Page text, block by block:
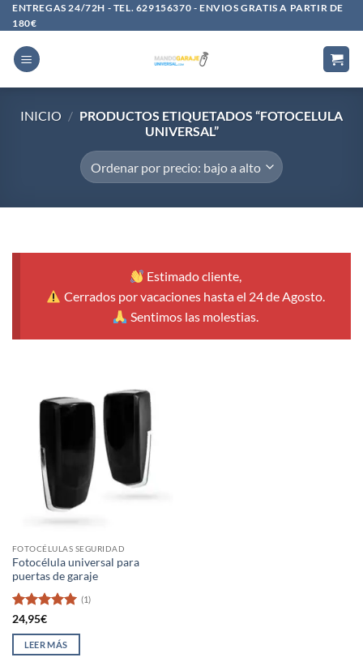
Saltar
al
contenido
ENTREGAS 24/72H - TEL. 629156370 - ENVIOS GRATIS A PARTIR DE
180€
INICIO / PRODUCTOS ETIQUETADOS “FOTOCELULA
UNIVERSAL”
Estimado cliente,
Cerrados por vacaciones hasta el 24 de Agosto.
Sentimos las molestias.
FOTOCÉLULAS SEGURIDAD
Fotocélula universal para
puertas de garaje
Valorado
con5de 5
(1)
24,95€
LEER MÁS